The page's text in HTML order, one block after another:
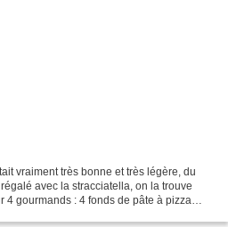
vraiment très bonne et très légère, du
avec la stracciatella, on la trouve
4 gourmands : 4 fonds de pâte à pizza